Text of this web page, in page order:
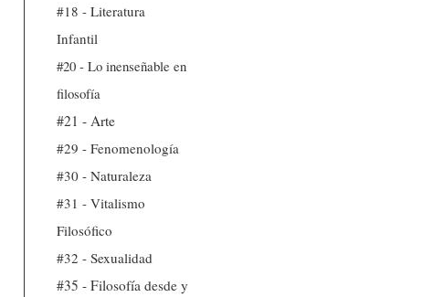
#18 - Literatura
Infantil
#20 - Lo inenseñable en
filosofía
#21 - Arte
#29 - Fenomenología
#30 - Naturaleza
#31 - Vitalismo
Filosófico
#32 - Sexualidad
#35 - Filosofía desde y